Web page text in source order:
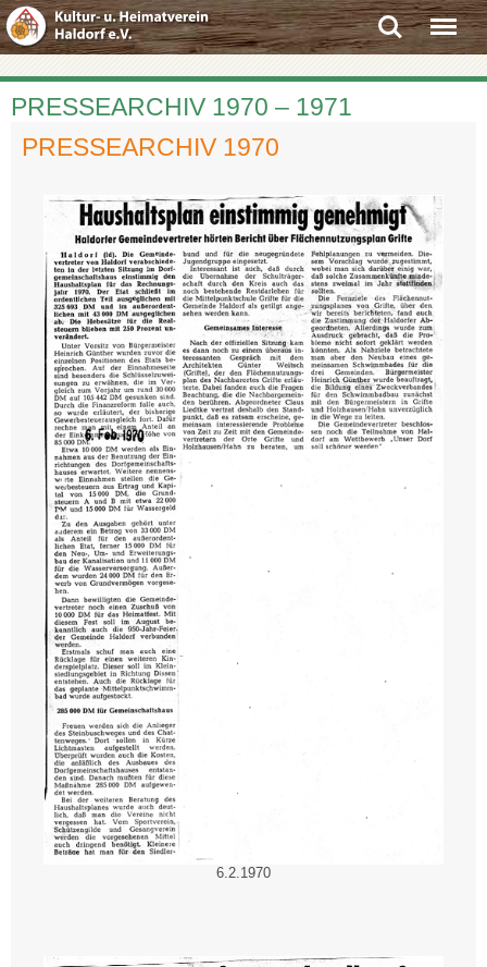
SearchMenu
PRESSEARCHIV 1970 – 1971
PRESSEARCHIV 1970
6.2.1970